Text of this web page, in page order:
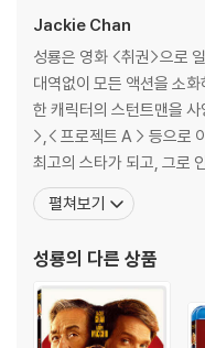
Jackie Chan
성룡은 영화 <취권>으로
대역없이 모든 액션을 소
한 캐릭터의 스턴트맨을
>,< 프로젝트 A > 등으로
최고의 스타가 되고, 그로
할리우드에 진출한 그는 <
의 코믹액션 스타이자 할리
소림목인방(1976)|주연배
펼쳐보기
성룡의 다른 상품